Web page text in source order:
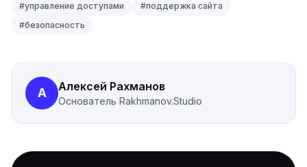
#управление доступами #поддержка сайта
#безопасность
А Алексей Рахманов
Основатель Rakhmanov.Studio